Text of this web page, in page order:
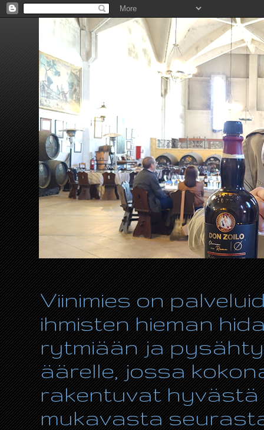
Viinimies on
ihmisten hieman
rytmiään ja
äärelle, jossa
rakentuvat hyvästä
mukavasta